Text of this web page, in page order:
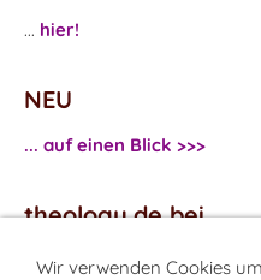
... hier!
NEU
... auf einen Blick >>>
theology.de bei
...Facebook
Wir verwenden Cookies